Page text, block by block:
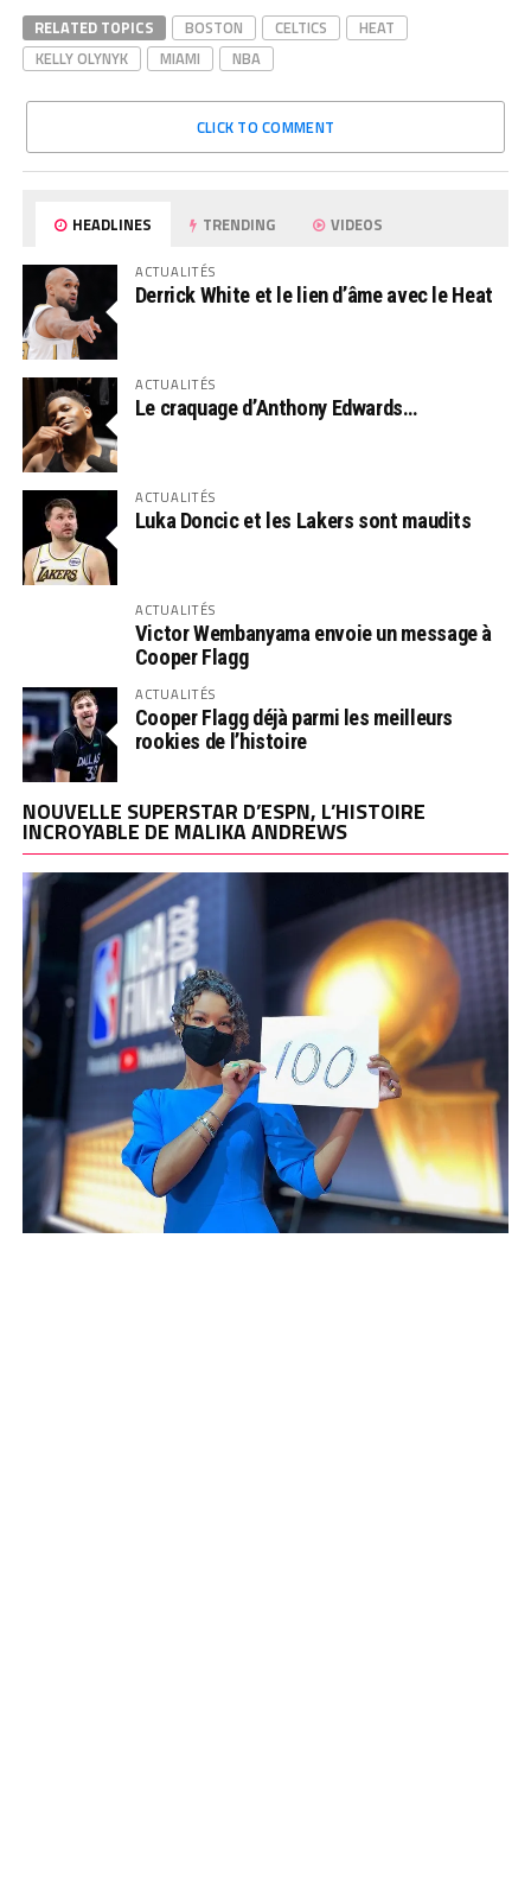
RELATED TOPICS BOSTON CELTICS
HEAT
KELLY OLYNYK
MIAMI NBA
CLICK TO COMMENT
HEADLINES TRENDING VIDEOS
ACTUALITÉS
Derrick White et le lien d’âme avec le Heat
ACTUALITÉS
Le craquage d’Anthony Edwards…
ACTUALITÉS
Luka Doncic et les Lakers sont maudits
ACTUALITÉS
Victor Wembanyama envoie un message à
Cooper Flagg
ACTUALITÉS
Cooper Flagg déjà parmi les meilleurs
rookies de l’histoire
NOUVELLE SUPERSTAR D’ESPN, L’HISTOIRE
INCROYABLE DE MALIKA ANDREWS